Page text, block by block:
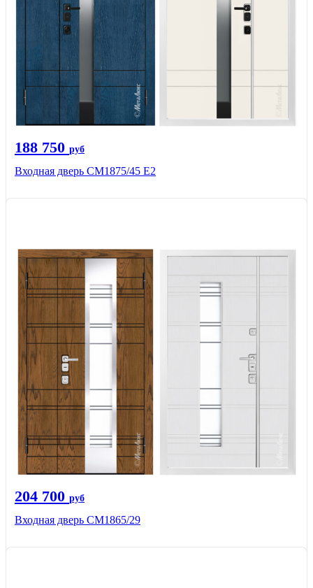
188 750 руб
Входная дверь СМ1875/45 Е2
204 700 руб
Входная дверь СМ1865/29